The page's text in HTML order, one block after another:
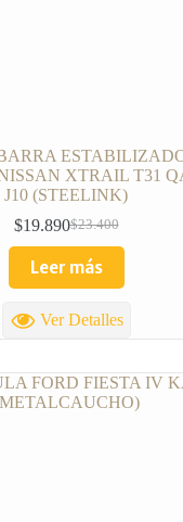
XTRAIL T31
J10 (STEELINK)
$23.400
$19.890
Leer más
Ver Detalles